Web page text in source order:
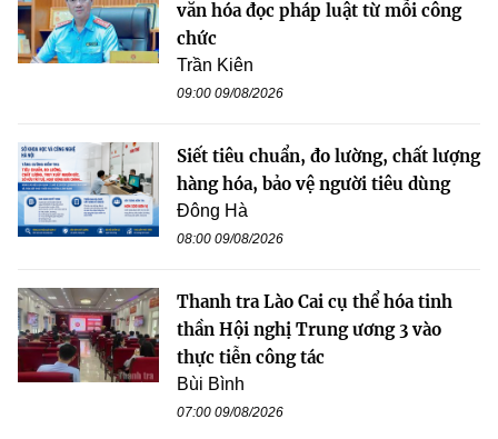
văn hóa đọc pháp luật từ mỗi công
chức
Trần Kiên
09:00 09/08/2026
Siết tiêu chuẩn, đo lường, chất lượng
hàng hóa, bảo vệ người tiêu dùng
Đông Hà
08:00 09/08/2026
Thanh tra Lào Cai cụ thể hóa tinh
thần Hội nghị Trung ương 3 vào
thực tiễn công tác
Bùi Bình
07:00 09/08/2026